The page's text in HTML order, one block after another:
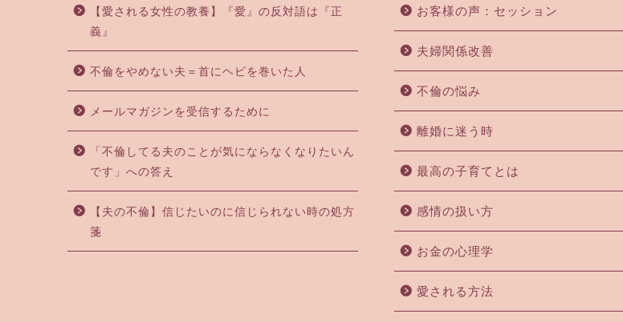
【愛される女性の教養】『愛』の反対語は『正
義』
不倫をやめない夫＝首にヘビを巻いた人
メールマガジンを受信するために
「不倫してる夫のことが気にならなくなりたいん
です」への答え
【夫の不倫】信じたいのに信じられない時の処方
箋
お客様の声：セッション
夫婦関係改善
不倫の悩み
離婚に迷う時
最高の子育てとは
感情の扱い方
お金の心理学
愛される方法